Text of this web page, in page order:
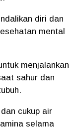
diri dan
mental
menjalankan
sahur dan
cukup air
selama